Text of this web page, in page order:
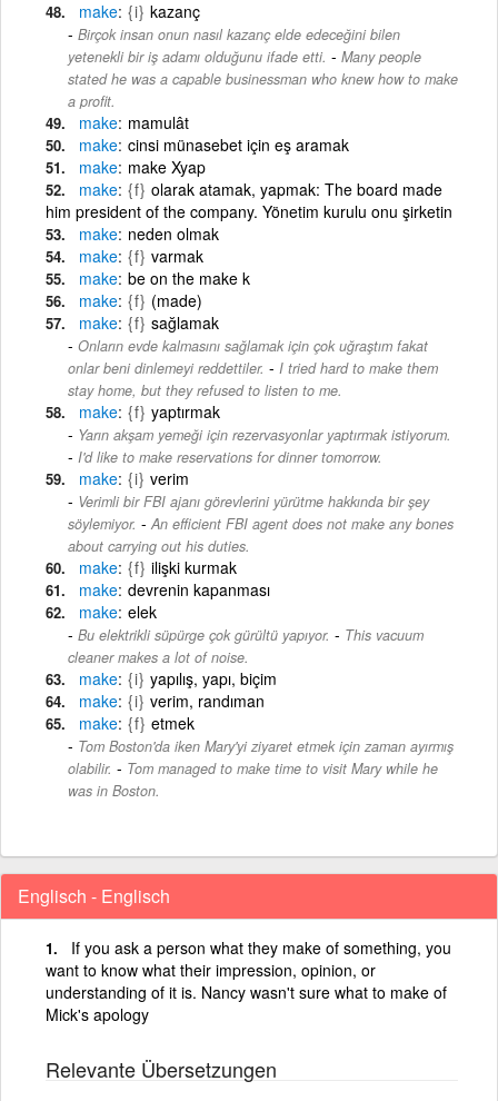
make {i} kazanç
Birçok insan onun nasıl kazanç elde edeceğini bilen
yetenekli bir iş adamı olduğunu ifade etti. - Many people
stated he was a capable businessman who knew how to make
a profit.
make mamulât
make cinsi münasebet için eş aramak
make make Xyap
make {f} olarak atamak, yapmak: The board made
him president of the company. Yönetim kurulu onu şirketin
make neden olmak
make {f} varmak
make be on the make k
make {f} (made)
make {f} sağlamak
Onların evde kalmasını sağlamak için çok uğraştım fakat
onlar beni dinlemeyi reddettiler. - I tried hard to make them
stay home, but they refused to listen to me.
make {f} yaptırmak
Yarın akşam yemeği için rezervasyonlar yaptırmak istiyorum.
- I'd like to make reservations for dinner tomorrow.
make {i} verim
Verimli bir FBI ajanı görevlerini yürütme hakkında bir şey
söylemiyor. - An efficient FBI agent does not make any bones
about carrying out his duties.
make {f} ilişki kurmak
make devrenin kapanması
make elek
Bu elektrikli süpürge çok gürültü yapıyor. - This vacuum
cleaner makes a lot of noise.
make {i} yapılış, yapı, biçim
make {i} verim, randıman
make {f} etmek
Tom Boston'da iken Mary'yi ziyaret etmek için zaman ayırmış
olabilir. - Tom managed to make time to visit Mary while he
was in Boston.
Englisch - Englisch
If you ask a person what they make of something, you
want to know what their impression, opinion, or
understanding of it is. Nancy wasn't sure what to make of
Mick's apology
Relevante Übersetzungen